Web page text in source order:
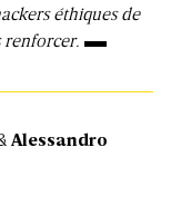
éthiques de
renforcer.
Alessandro